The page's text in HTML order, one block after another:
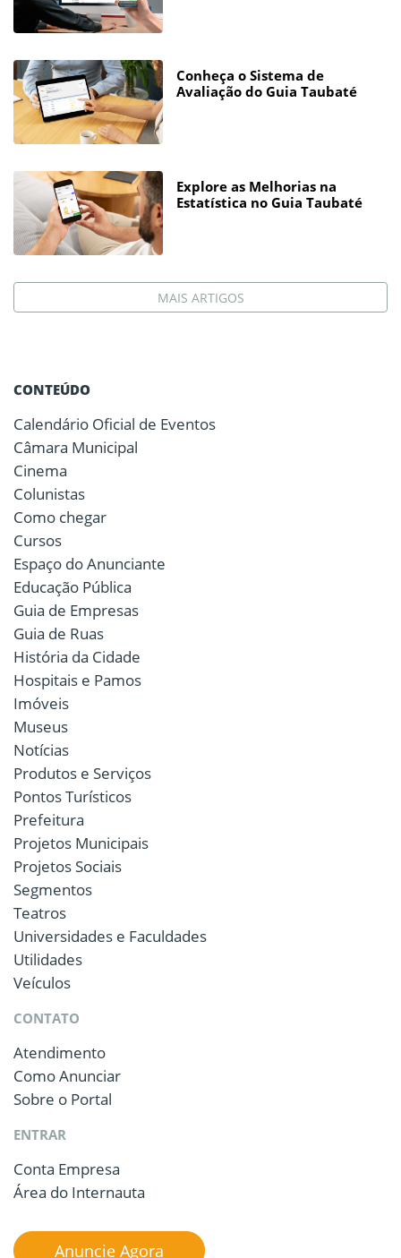
Conheça o Sistema de
Avaliação do Guia Taubaté
Explore as Melhorias na
Estatística no Guia Taubaté
MAIS ARTIGOS
CONTEÚDO
Calendário Oficial de Eventos
Câmara Municipal
Cinema
Colunistas
Como chegar
Cursos
Espaço do Anunciante
Educação Pública
Guia de Empresas
Guia de Ruas
História da Cidade
Hospitais e Pamos
Imóveis
Museus
Notícias
Produtos e Serviços
Pontos Turísticos
Prefeitura
Projetos Municipais
Projetos Sociais
Segmentos
Teatros
Universidades e Faculdades
Utilidades
Veículos
CONTATO
Atendimento
Como Anunciar
Sobre o Portal
ENTRAR
Conta Empresa
Área do Internauta
Anuncie Agora